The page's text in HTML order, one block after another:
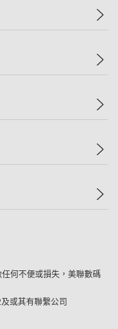
何不便或損失，美聯數碼
或其有聯繫公司